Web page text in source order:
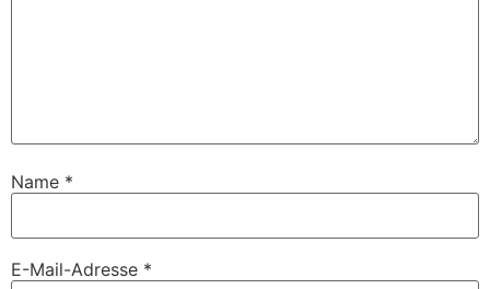
Name *
E-Mail-Adresse *